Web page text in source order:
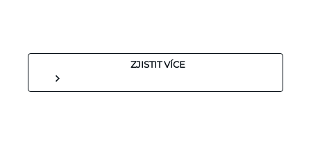
ZJISTIT VÍCE